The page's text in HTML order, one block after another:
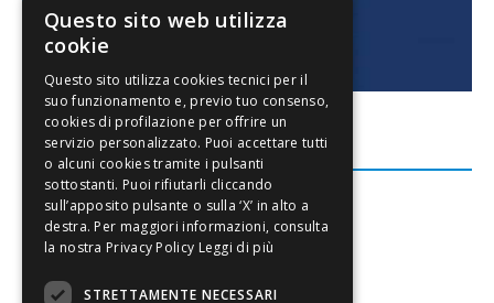
FACEBOOK
Questo sito web utilizza
cookie
Leggi di più
STRETTAMENTE NECESSARI